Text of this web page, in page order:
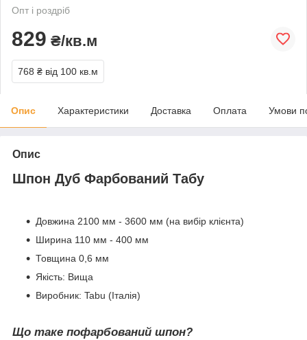
Опт і роздріб
829 ₴/кв.м
768 ₴ від 100 кв.м
Опис Характеристики Доставка Оплата Умови
Опис
Шпон Дуб Фарбований Табу
Довжина 2100 мм - 3600 мм (на вибір клієнта)
Ширина 110 мм - 400 мм
Товщина 0,6 мм
Якість: Вища
Виробник: Tabu (Італія)
Що таке пофарбований шпон?